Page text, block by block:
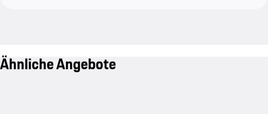
Ähnliche Angebote